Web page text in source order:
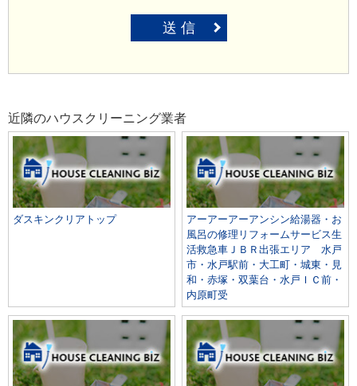
送 信
近隣のハウスクリーニング業者
ダスキンクリアトップ
アーアーアーアンシン給湯器・お
風呂の修理リフォームサービス生
活救急車ＪＢＲ出張エリア 水戸
市・水戸駅前・大工町・城東・見
和・赤塚・双葉台・水戸ＩＣ前・
内原町受